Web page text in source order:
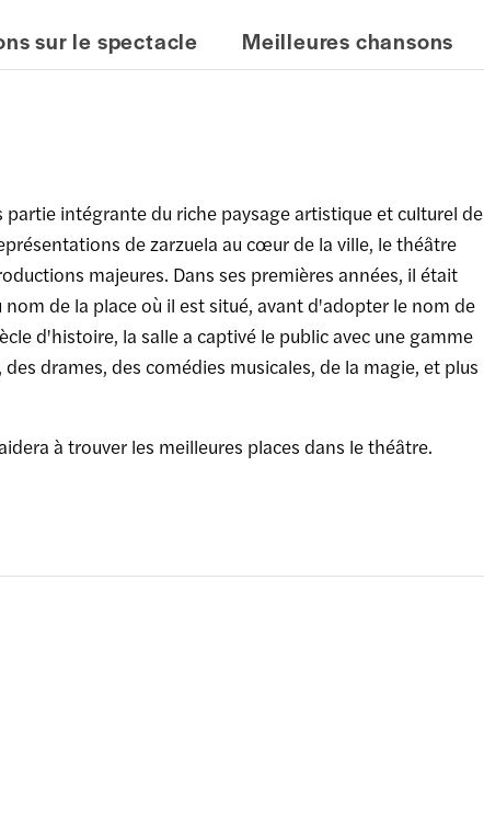
sur le spectacle Meilleures chansons
intégrante du riche paysage artistique et culturel de
de zarzuela au cœur de la ville, le théâtre
majeures. Dans ses premières années, il était
de la place où il est situé, avant d'adopter le nom de
d'histoire, la salle a captivé le public avec une gamme
drames, des comédies musicales, de la magie, et plus
à trouver les meilleures places dans le théâtre.